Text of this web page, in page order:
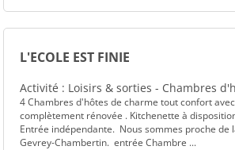
L'ECOLE EST FINIE
Activité : Loisirs & sorties - Chambres
4 Chambres d'hôtes de charme tout confort
complètement rénovée . Kitchenette à
Entrée indépendante. Nous sommes proche de
Gevrey-Chambertin. entrée Chambre ...